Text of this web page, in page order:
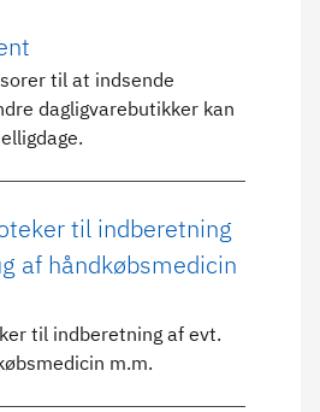
til at indsende
dagligvarebutikker kan
til indberetning
af håndkøbsmedicin
til indberetning af evt.
m.m.